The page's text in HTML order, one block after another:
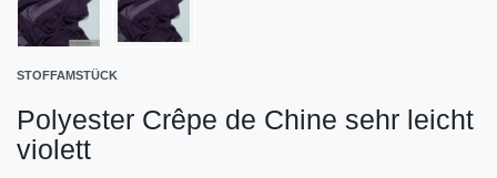
STOFFAMSTÜCK
Polyester Crêpe de Chine sehr leicht
violett